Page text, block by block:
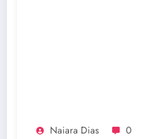
Naiara Dias 0